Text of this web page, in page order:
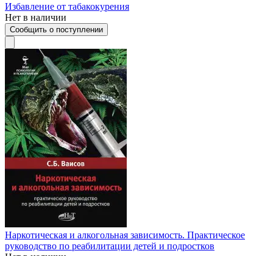
Избавление от табакокурения
Нет в наличии
Сообщить о поступлении
Наркотическая и алкогольная зависимость. Практическое
руководство по реабилитации детей и подростков